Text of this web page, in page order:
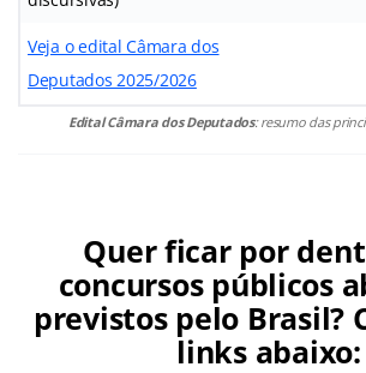
Veja o edital Câmara dos
Deputados 2025/2026
Edital Câmara dos Deputados: resumo das
Quer ficar por
concursos públicos
previstos pelo Brasil?
links abaixo: